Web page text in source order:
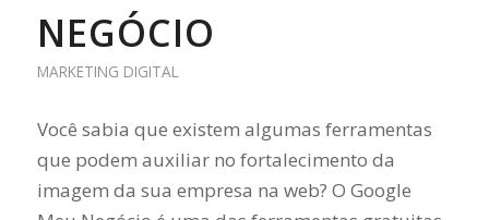
NEGÓCIO
MARKETING DIGITAL
Você sabia que existem algumas ferramentas
que podem auxiliar no fortalecimento da
imagem da sua empresa na web? O Google